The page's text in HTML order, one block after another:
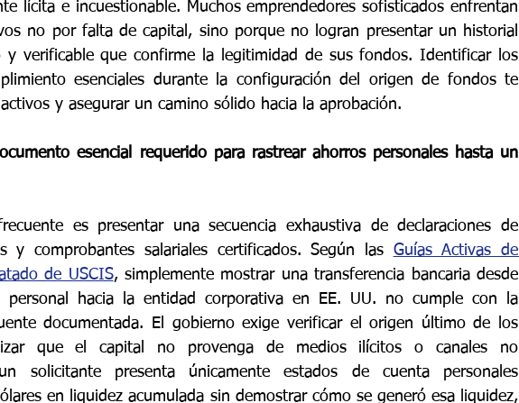
lícita e incuestionable. Muchos emprendedores sofisticados enfrentan
no por falta de capital, sino porque no logran presentar un historial
y verificable que confirme la legitimidad de sus fondos. Identificar los
esenciales durante la configuración del origen de fondos te
y asegurar un camino sólido hacia la aprobación.
esencial requerido para rastrear ahorros personales hasta un
es presentar una secuencia exhaustiva de declaraciones de
y comprobantes salariales certificados. Según las Guías Activas de
de USCIS, simplemente mostrar una transferencia bancaria desde
personal hacia la entidad corporativa en EE. UU. no cumple con la
documentada. El gobierno exige verificar el origen último de los
que el capital no provenga de medios ilícitos o canales no
solicitante presenta únicamente estados de cuenta personales
en liquidez acumulada sin demostrar cómo se generó esa liquidez,